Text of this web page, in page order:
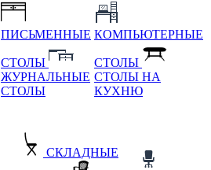
ПИСЬМЕННЫЕ
СТОЛЫ
ЖУРНАЛЬНЫЕ
СТОЛЫ
КОМПЬЮТЕРНЫЕ
СТОЛЫ
СТОЛЫ НА
КУХНЮ
СКЛАДНЫЕ